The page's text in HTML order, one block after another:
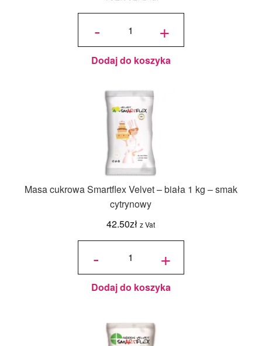
-
ilość
masa
cukrowa 4
kg - smak
migdałowy +
Dodaj do koszyka
Masa cukrowa Smartflex Velvet – biała 1 kg – smak
cytrynowy
42.50zł z Vat
-
ilość
Smartflex
Velvet -
biała 1 kg
- smak
cytrynowy
+
Dodaj do koszyka